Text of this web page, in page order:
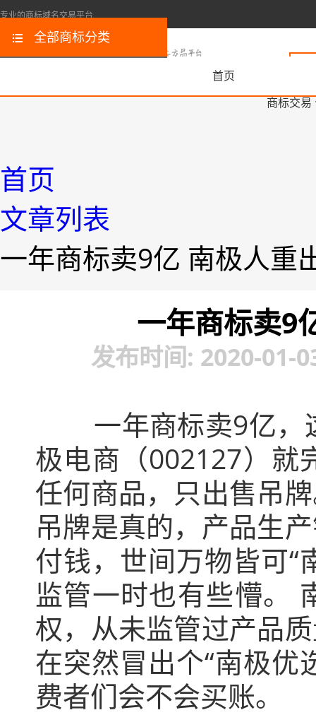
专业的商标域名交易平台
首页
商标交易
全部商标分类
首页
文章列表
一年商标卖9亿 南极人重
一年商标卖9
发布时间: 2020-01-
一年商标卖9亿，
极电商（002127）就
任何商品，只出售吊
吊牌是真的，产品生
付钱，世间万物皆可“
监管一时也有些懵。
权，从未监管过产品
在突然冒出个“南极优
费者们会不会买账。